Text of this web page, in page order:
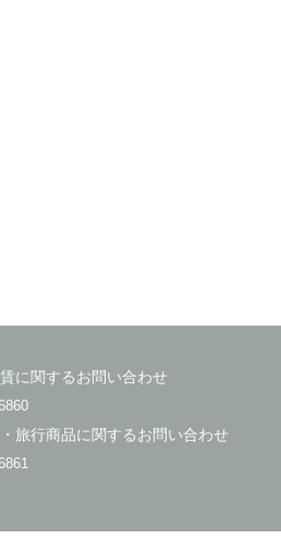
に関するお問い合わせ
旅行商品に関するお問い合わせ